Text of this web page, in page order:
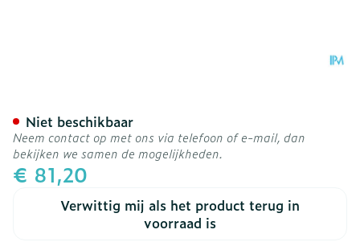
€ 81,20
Verwittig mij als het product terug in
voorraad is
Niet beschikbaar
Neem contact op met ons via telefoon of e-mail, dan
bekijken we samen de mogelijkheden.